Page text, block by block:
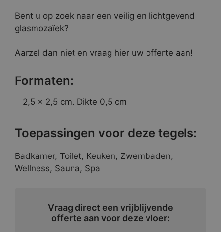
Bent u op zoek naar een veilig en lichtgevend
glasmozaïek?
Aarzel dan niet en vraag hier uw offerte aan!
Formaten:
2,5 x 2,5 cm. Dikte 0,5 cm
Toepassingen voor deze tegels:
Badkamer, Toilet, Keuken, Zwembaden,
Wellness, Sauna, Spa
Vraag direct een vrijblijvende
offerte aan voor deze vloer: